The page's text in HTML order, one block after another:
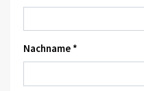
Nachname *